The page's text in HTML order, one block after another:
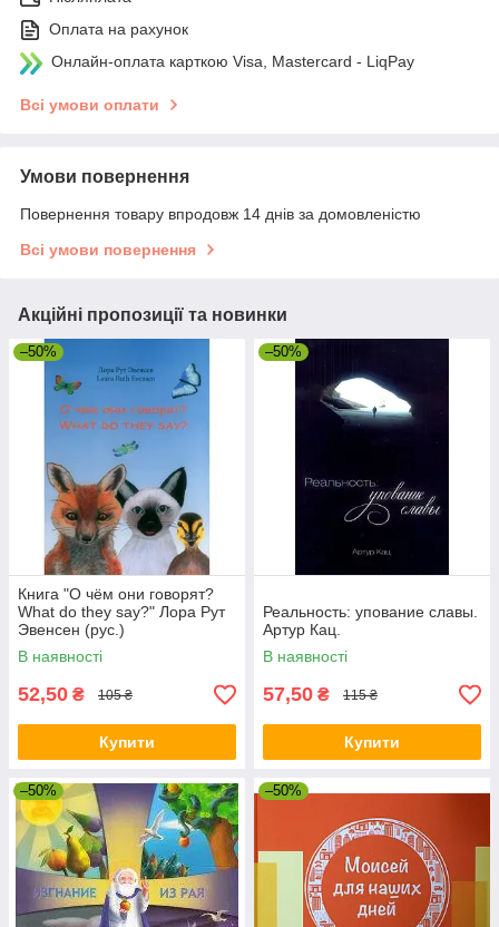
Оплата на рахунок
Онлайн-оплата карткою Visa, Mastercard - LiqPay
Всі умови оплати
Умови повернення
Повернення товару впродовж 14 днів за домовленістю
Всі умови повернення
Акційні пропозиції та новинки
–50%
Книга "О чём они говорят?
What do they say?" Лора Рут
Эвенсен (рус.)
В наявності
52,50 ₴ 105 ₴
Купити
–50%
Реальность: упование славы.
Артур Кац.
В наявності
57,50 ₴ 115 ₴
Купити
–50% –50%